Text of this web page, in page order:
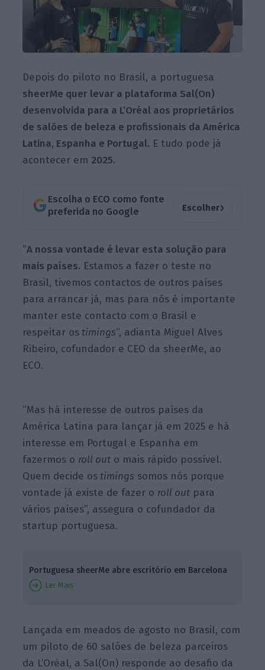
Depois do piloto no Brasil, a portuguesa
sheerMe quer levar a plataforma Sal(On)
desenvolvida para a L’Oréal aos proprietários
de salões de beleza e profissionais da América
Latina, Espanha e Portugal. E tudo pode já
acontecer em 2025.
Escolha o ECO como fonte
preferida no Google
Escolher›
“A nossa vontade é levar esta solução para
mais países. Estamos a fazer o teste no
Brasil, tivemos contactos de outros países
para arrancar já, mas para nós é importante
manter este contacto com o Brasil e
respeitar os timings“, adianta Miguel Alves
Ribeiro, cofundador e CEO da sheerMe, ao
ECO.
“Mas há interesse de outros países da
América Latina para lançar já em 2025 e há
interesse em Portugal e Espanha em
fazermos o roll out o mais rápido possível.
Quem decide os timings somos nós porque
vontade já existe de fazer o roll out para
vários países”, assegura o cofundador da
startup portuguesa.
Portuguesa sheerMe abre escritório em Barcelona
Ler Mais
Lançada em meados de agosto no Brasil, com
um piloto de 60 salões de beleza parceiros
da L’Oréal, a Sal(On) responde ao desafio da